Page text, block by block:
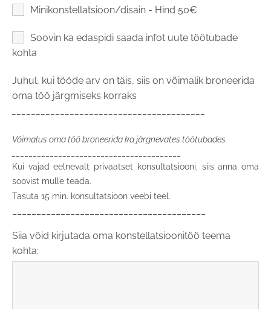
Minikonstellatsioon/disain - Hind 50€
Soovin ka edaspidi saada infot uute töötubade
kohta
Juhul, kui tööde arv on täis, siis on võimalik broneerida
oma töö järgmiseks korraks
Võimalus oma töö broneerida ka järgnevates töötubades.
Kui vajad eelnevalt privaatset konsultatsiooni, siis anna oma
soovist mulle teada.
Tasuta 15 min. konsultatsioon veebi teel.
Siia võid kirjutada oma konstellatsioonitöö teema
kohta: